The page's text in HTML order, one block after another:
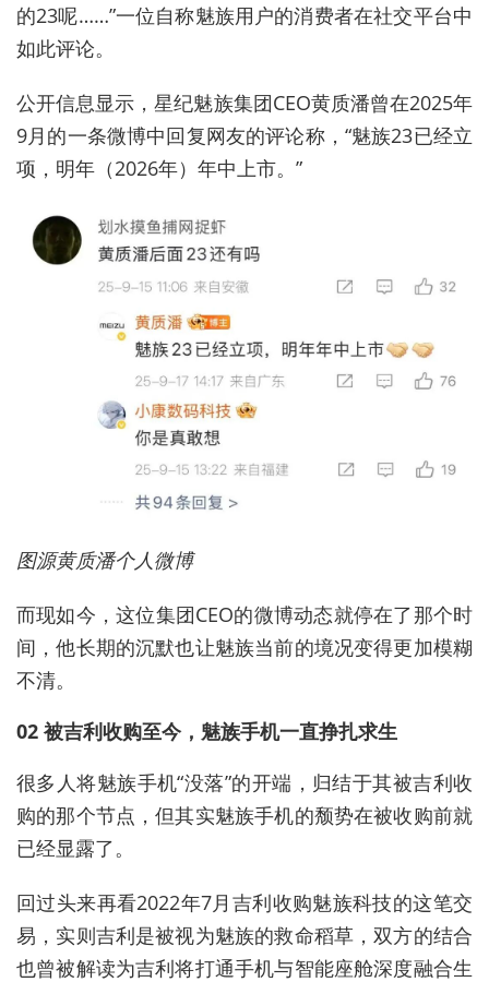
的23呢……”一位自称魅族用户的消费者在社交平台中
如此评论。
公开信息显示，星纪魅族集团CEO黄质潘曾在2025年
9月的一条微博中回复网友的评论称，“魅族23已经立
项，明年（2026年）年中上市。”
图源黄质潘个人微博
而现如今，这位集团CEO的微博动态就停在了那个时
间，他长期的沉默也让魅族当前的境况变得更加模糊
不清。
02 被吉利收购至今，魅族手机一直挣扎求生
很多人将魅族手机“没落”的开端，归结于其被吉利收
购的那个节点，但其实魅族手机的颓势在被收购前就
已经显露了。
回过头来再看2022年7月吉利收购魅族科技的这笔交
易，实则吉利是被视为魅族的救命稻草，双方的结合
也曾被解读为吉利将打通手机与智能座舱深度融合生